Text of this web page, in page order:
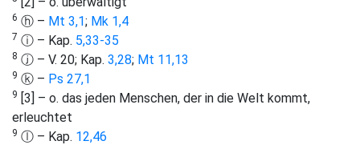
6 ⓗ – Mt 3,1; Mk 1,4
7 ⓘ – Kap. 5,33-35
8 ⓙ – V. 20; Kap. 3,28; Mt 11,13
9 ⓚ – Ps 27,1
9 [3] – o. das jeden Menschen, der in die Welt kommt,
erleuchtet
9 ⓛ – Kap. 12,46